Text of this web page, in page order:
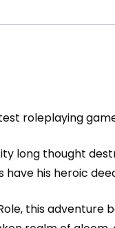
roleplaying
long thought
his heroic
this adventure